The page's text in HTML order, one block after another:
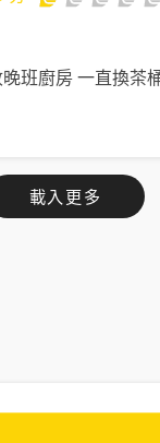
班廚房 一直換茶
載入更多